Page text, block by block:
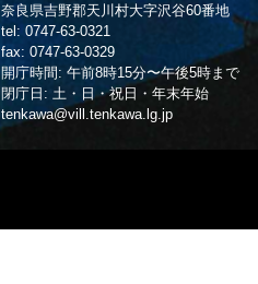
奈良県吉野郡天川村大字沢谷60番地
tel: 0747-63-0321
fax: 0747-63-0329
開庁時間: 午前8時15分〜午後5時まで
閉庁日: 土・日・祝日・年末年始
tenkawa@vill.tenkawa.lg.jp